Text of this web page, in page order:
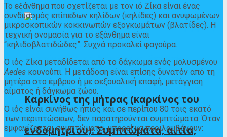
Καρκίνος της μήτρας (καρκίνος του
ενδομητρίου): Συμπτώματα, αιτία,
Το εξάνθημα που σχετίζεται με τον ιό Ζίκα είναι ένας
συνδυασμός επίπεδων κηλίδων (κηλίδες) και ανυψωμένων
μικροσκοπικών κοκκινωπών εξογκωμάτων (βλατίδες). Η
τεχνική ονομασία για το εξάνθημα είναι
“κηλιδοβλατιδώδες”. Συχνά προκαλεί φαγούρα.
Ο ιός Ζίκα μεταδίδεται από το δάγκωμα ενός μολυσμένου
Aedes κουνούπι. Η μετάδοση είναι επίσης δυνατόν από τη
μητέρα στο έμβρυο ή με σεξουαλική επαφή, μετάγγιση
αίματος ή δάγκωμα ζώου.
Ο ιός είναι συνήθως ήπιος και σε περίπου 80 τοις εκατό
των περιπτώσεων, δεν παρατηρούνται συμπτώματα. Όταν
εμφανίζονται συμπτώματα, μπορεί να περιλαμβάνουν: